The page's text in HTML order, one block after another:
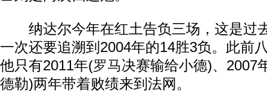
纳达尔今年在红土告负三场，这是过
一次还要追溯到2004年的14胜3负。此前
他只有2011年(罗马决赛输给小德)、2007
德勒)两年带着败绩来到法网。